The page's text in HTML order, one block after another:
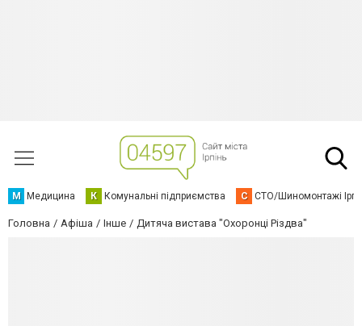
М Медицина К Комунальні підприємства С СТО/Шиномонтажі
Головна Афіша Інше Дитяча вистава "Охоронці Різдва"